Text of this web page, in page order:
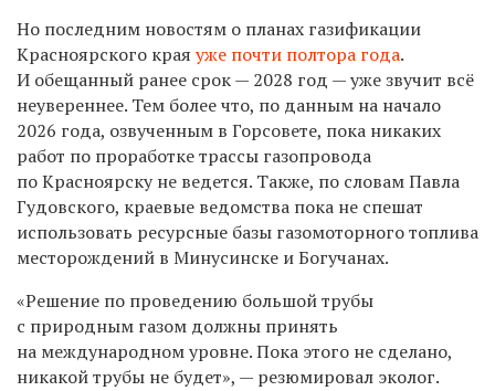
Но последним новостям о планах газификации
Красноярского края уже почти полтора года.
И обещанный ранее срок — 2028 год — уже звучит всё
неувереннее. Тем более что, по данным на начало
2026 года, озвученным в Горсовете, пока никаких
работ по проработке трассы газопровода
по Красноярску не ведется. Также, по словам Павла
Гудовского, краевые ведомства пока не спешат
использовать ресурсные базы газомоторного топлива
месторождений в Минусинске и Богучанах.
«Решение по проведению большой трубы
с природным газом должны принять
на международном уровне. Пока этого не сделано,
никакой трубы не будет», — резюмировал эколог.